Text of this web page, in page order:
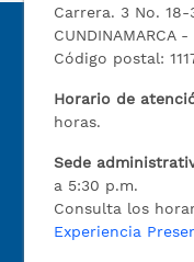
Carrera. 3 No. 18-
CUNDINAMARCA -
Código postal:
Horario de
horas.
Sede
a 5:30 p.m.
Consulta los
Experiencia